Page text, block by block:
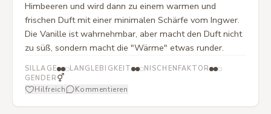
Himbeeren und wird dann zu einem warmen und
frischen Duft mit einer minimalen Schärfe vom Ingwer.
Die Vanille ist wahrnehmbar, aber macht den Duft nicht
zu süß, sondern macht die "Wärme" etwas runder.
SILLAGE LANGLEBIGKEIT
NISCHENFAKTOR
GENDER ⚥
Hilfreich Kommentieren